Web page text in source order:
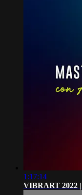
1:17:14
VIBRART 2022